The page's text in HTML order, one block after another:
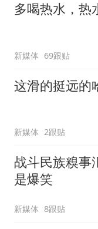
多喝热水，热
新媒体 69跟贴
这滑的挺远的
新媒体 2跟贴
战斗民族糗事
是爆笑
新媒体 8跟贴